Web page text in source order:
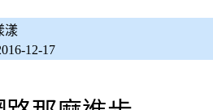
漾
12-17